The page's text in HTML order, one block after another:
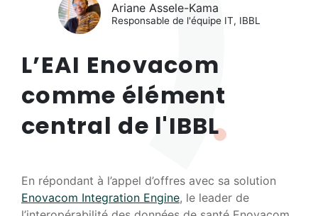
Ariane Assele-Kama
Responsable de l'équipe IT, IBBL
L’EAI Enovacom
comme élément
central de l'IBBL
En répondant à l’appel d’offres avec sa solution
Enovacom Integration Engine, le leader de